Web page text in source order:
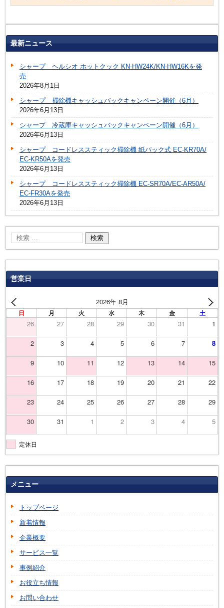
最新ニュース
シャープ ヘルシオ ホットクック KN-HW24K/KN-HW16Kを発
売
2026年8月1日
シャープ 掃除機キャッシュバックキャンペーン開催（6月）
2026年6月13日
シャープ 冷蔵庫キャッシュバックキャンペーン開催（6月）
2026年6月13日
シャープ コードレススティック掃除機 紙パック式 EC-KR70A/
EC-KR50Aを発売
2026年6月13日
シャープ コードレススティック掃除機 EC-SR70A/EC-AR50A/
EC-FR30Aを発売
2026年6月13日
営業日
2026年 8月
日 月 火 水 木 金 土
26 27 28 29 30 31 1
2 3 4 5 6 7 8
9 10 11 12 13 14 15
16 17 18 19 20 21 22
23 24 25 26 27 28 29
30 31 1 2 3 4 5
定休日
メニュー
トップページ
新着情報
企業概要
サービス一覧
事例紹介
お役立ち情報
お問い合わせ